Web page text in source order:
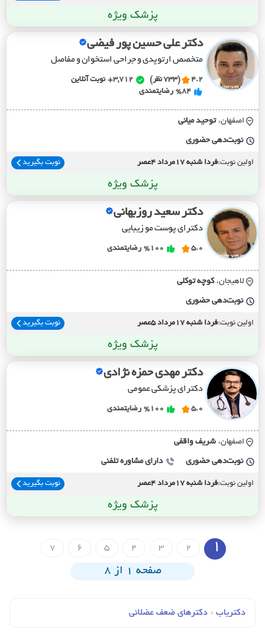
پزشک ویژه
دکتر علی حسین پور فیضی
متخصص ارتوپدی و جراحی استخوان و مفاصل
4.2 (733 نظر) 3,712+
نوبت آنلاین
%84 رضایتمندی
اصفهان، توحيد مياني
نوبت‌دهی حضوری
اولین نوبت:فردا شنبه 17مرداد 4عصر نوبت بگیرید
پزشک ویژه
دکتر سعید روزبهانی
دکترای پوست مو زیبایی
5.0
%100 رضایتمندی
لاهیجان، کوچه توکلي
نوبت‌دهی حضوری
اولین نوبت:فردا شنبه 17مرداد 5عصر نوبت بگیرید
پزشک ویژه
دکتر مهدی حمزه نژادی
دکترای پزشکی عمومی
5.0
%100 رضایتمندی
اصفهان، شريف واقفي
نوبت‌دهی حضوری دارای مشاوره تلفنی
اولین نوبت:فردا شنبه 17مرداد 4عصر نوبت بگیرید
پزشک ویژه
1
2
3
4
5
6
7
صفحه 1 از 8
دکتریاب › دکترهای ضعف عضلانی